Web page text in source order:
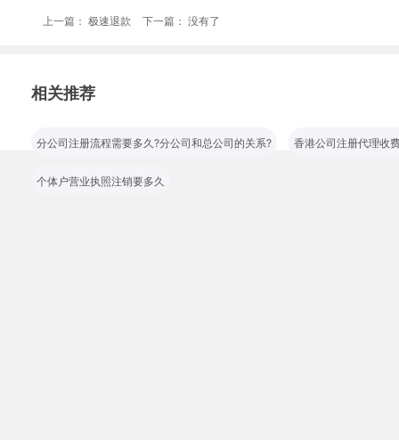
上一篇： 极速退款 下一篇： 没有了
相关推荐
分公司注册流程需要多久?分公司和总公司的关系? 香港公司注册代理收
个体户营业执照注销要多久